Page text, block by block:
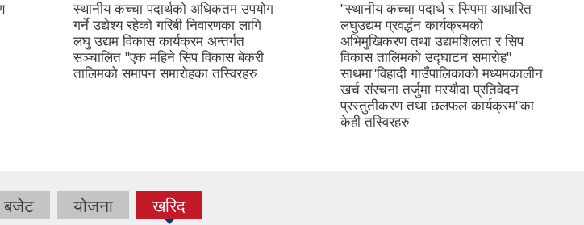
स्थानीय कच्चा पदार्थको अधिकतम उपयोग
गर्ने उद्येश्य रहेको गरिबी निवारणका लागि
लघु उद्यम विकास कार्यक्रम अन्तर्गत
सञ्चालित "एक महिने सिप विकास बेकरी
तालिमको समापन समारोहका तस्विरहरु
"स्थानीय कच्चा पदार्थ र सिपमा आधारित
लघुउद्यम प्रवर्द्धन कार्यक्रमको
अभिमुखिकरण तथा उद्यमशिलता र सिप
विकास तालिमको उद्घाटन समारोह"
साथमा"विहादी गाउँपालिकाको मध्यमकालीन
खर्च संरचना तर्जुमा मस्यौदा प्रतिवेदन
प्रस्तुतीकरण तथा छलफल कार्यक्रम"का
केही तस्विरहरु
बजेट योजना खरिद
(active